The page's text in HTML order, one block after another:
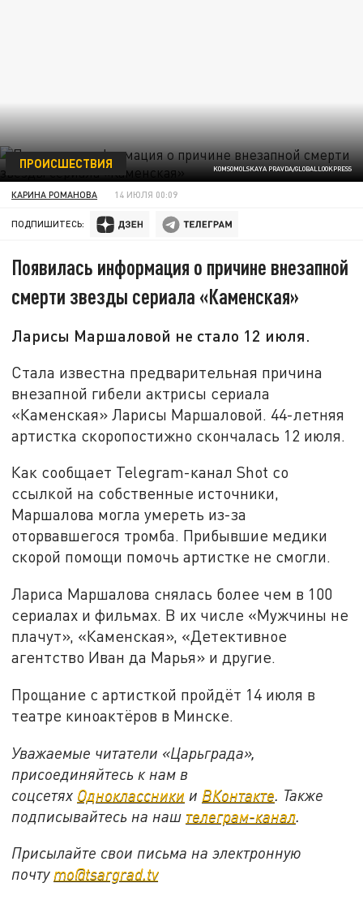
KOMSOMOLSKAYA PRAVDA/GLOBALLOOKPRESS
ПРОИСШЕСТВИЯ
КАРИНА РОМАНОВА 14 ИЮЛЯ 00:09
ПОДПИШИТЕСЬ:
Появилась информация о причине внезапной
смерти звезды сериала «Каменская»
Ларисы Маршаловой не стало 12 июля.
Стала известна предварительная причина
внезапной гибели актрисы сериала
«Каменская» Ларисы Маршаловой. 44-летняя
артистка скоропостижно скончалась 12 июля.
Как сообщает Telegram-канал Shot со
ссылкой на собственные источники,
Маршалова могла умереть из-за
оторвавшегося тромба. Прибывшие медики
скорой помощи помочь артистке не смогли.
Лариса Маршалова снялась более чем в 100
сериалах и фильмах. В их числе «Мужчины не
плачут», «Каменская», «Детективное
агентство Иван да Марья» и другие.
Прощание с артисткой пройдёт 14 июля в
театре киноактёров в Минске.
Уважаемые читатели «Царьграда»,
присоединяйтесь к нам в
соцсетях Одноклассники и ВКонтакте . Также
подписывайтесь на наш телеграм-канал
Присылайте свои письма на электронную
почту mo@tsargrad.tv